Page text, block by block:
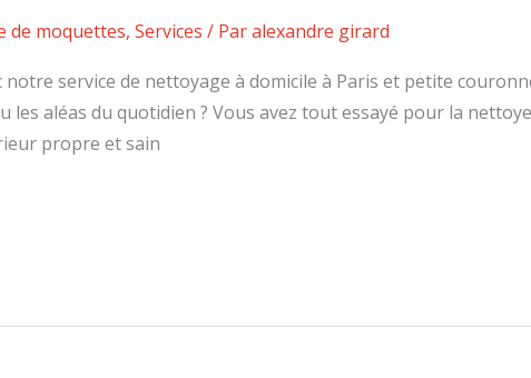
de moquettes, Services / Paralexandre girard
notre service de nettoyage à domicile à Paris et petite
aléas du quotidien ? Vous avez tout essayé pour la
propre et sain